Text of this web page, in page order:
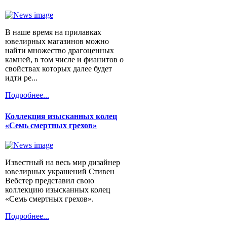
В наше время на прилавках
ювелирных магазинов можно
найти множество драгоценных
камней, в том числе и фианитов о
свойствах которых далее будет
идти ре...
Подробнее...
Коллекция изысканных колец
«Семь смертных грехов»
Известный на весь мир дизайнер
ювелирных украшений Стивен
Вебстер представил свою
коллекцию изысканных колец
«Семь смертных грехов».
Подробнее...